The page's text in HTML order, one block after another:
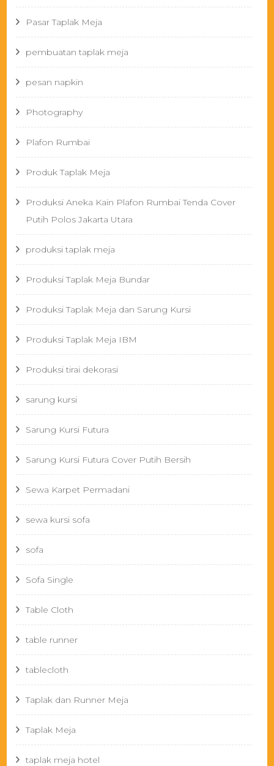
Pasar Taplak Meja
pembuatan taplak meja
pesan napkin
Photography
Plafon Rumbai
Produk Taplak Meja
Produksi Aneka Kain Plafon Rumbai Tenda Cover
Putih Polos Jakarta Utara
produksi taplak meja
Produksi Taplak Meja Bundar
Produksi Taplak Meja dan Sarung Kursi
Produksi Taplak Meja IBM
Produksi tirai dekorasi
sarung kursi
Sarung Kursi Futura
Sarung Kursi Futura Cover Putih Bersih
Sewa Karpet Permadani
sewa kursi sofa
sofa
Sofa Single
Table Cloth
table runner
tablecloth
Taplak dan Runner Meja
Taplak Meja
taplak meja hotel